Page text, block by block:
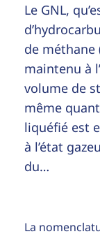
Le GNL,
de méthane
maintenu à
volume de
même
liquéfié est
à l’état
du…
La